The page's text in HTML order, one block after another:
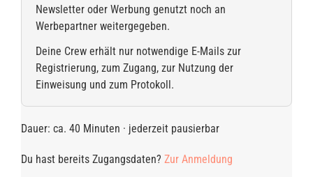
Newsletter oder Werbung genutzt noch an
Werbepartner weitergegeben.
Deine Crew erhält nur notwendige E-Mails zur
Registrierung, zum Zugang, zur Nutzung der
Einweisung und zum Protokoll.
Dauer: ca. 40 Minuten · jederzeit pausierbar
Du hast bereits Zugangsdaten? Zur Anmeldung